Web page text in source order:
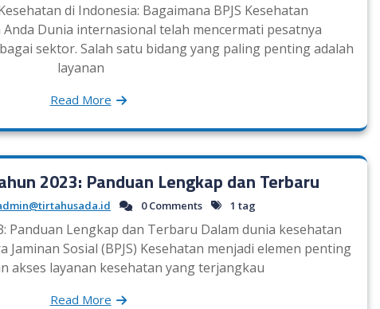
di Indonesia: Bagaimana BPJS Kesehatan
Dunia internasional telah mencermati pesatnya
sektor. Salah satu bidang yang paling penting adalah
layanan
Read More
2023: Panduan Lengkap dan Terbaru
0 Comments 1 tag
Panduan Lengkap dan Terbaru Dalam dunia kesehatan
Jaminan Sosial (BPJS) Kesehatan menjadi elemen penting
akses layanan kesehatan yang terjangkau
Read More